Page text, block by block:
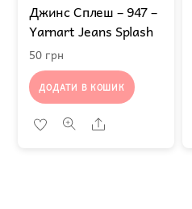
Джинс Сплеш – 947 –
Yarnart Jeans Splash
50 грн
ДОДАТИ В КОШИК
Share